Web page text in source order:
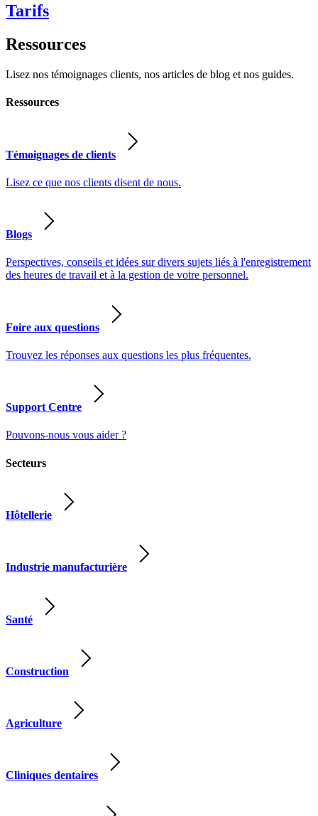
Tarifs
Ressources
Lisez nos témoignages clients, nos articles de blog et nos guides.
Ressources
Témoignages de clients
Lisez ce que nos clients disent de nous.
Blogs
Perspectives, conseils et idées sur divers sujets liés à l'enregistrement
des heures de travail et à la gestion de votre personnel.
Foire aux questions
Trouvez les réponses aux questions les plus fréquentes.
Support Centre
Pouvons-nous vous aider ?
Secteurs
Hôtellerie
Industrie manufacturière
Santé
Construction
Agriculture
Cliniques dentaires